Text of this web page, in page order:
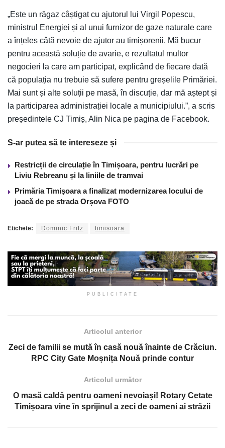
„Este un răgaz câștigat cu ajutorul lui Virgil Popescu,
ministrul Energiei și al unui furnizor de gaze naturale care
a înțeles câtă nevoie de ajutor au timișorenii. Mă bucur
pentru această soluție de avarie, e rezultatul multor
negocieri la care am participat, explicând de fiecare dată
că populația nu trebuie să sufere pentru greșelile Primăriei.
Mai sunt și alte soluții pe masă, în discuție, dar mă aștept și
la participarea administrației locale a municipiului.”, a scris
președintele CJ Timiș, Alin Nica pe pagina de Facebook.
S-ar putea să te intereseze și
Restricții de circulație în Timișoara, pentru lucrări pe
Liviu Rebreanu și la liniile de tramvai
Primăria Timişoara a finalizat modernizarea locului de
joacă de pe strada Orșova FOTO
Etichete: Dominic Fritz timisoara
PUBLICITATE
Articolul anterior
Zeci de familii se mută în casă nouă înainte de Crăciun.
RPC City Gate Moșnița Nouă prinde contur
Articolul următor
O masă caldă pentru oameni nevoiași! Rotary Cetate
Timișoara vine în sprijinul a zeci de oameni ai străzii